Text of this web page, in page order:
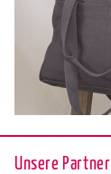
Unsere Partner